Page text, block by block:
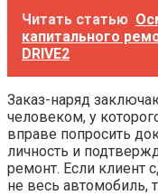
Читать статью
капитального
DRIVE2
Заказ-наряд
человеком, у
вправе попросить
личность и
ремонт. Если клиент
не весь автомобиль,